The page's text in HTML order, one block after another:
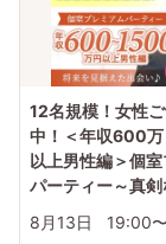
12名規模！女性
中！＜年収600
以上男性編＞個
パーティー～真剣
8月13日
19:00〜